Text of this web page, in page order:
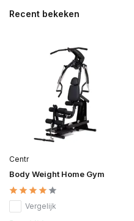
Recent bekeken
Centr
Body Weight Home Gym
Vergelijk